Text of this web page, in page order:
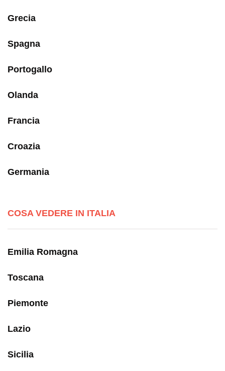
Grecia
Spagna
Portogallo
Olanda
Francia
Croazia
Germania
COSA VEDERE IN ITALIA
Emilia Romagna
Toscana
Piemonte
Lazio
Sicilia